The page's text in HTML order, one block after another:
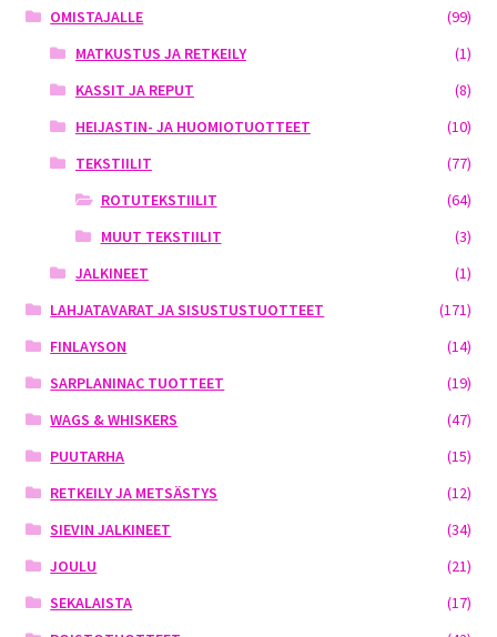
OMISTAJALLE
(99)
MATKUSTUS JA RETKEILY
(1)
KASSIT JA REPUT
(8)
HEIJASTIN- JA HUOMIOTUOTTEET
(10)
TEKSTIILIT
(77)
ROTUTEKSTIILIT
(64)
MUUT TEKSTIILIT
(3)
JALKINEET
(1)
LAHJATAVARAT JA SISUSTUSTUOTTEET
(171)
FINLAYSON
(14)
SARPLANINAC TUOTTEET
(19)
WAGS & WHISKERS
(47)
PUUTARHA
(15)
RETKEILY JA METSÄSTYS
(12)
SIEVIN JALKINEET
(34)
JOULU
(21)
SEKALAISTA
(17)